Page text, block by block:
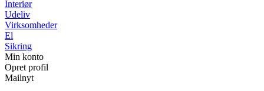
Interiør
Udeliv
Virksomheder
El
Sikring
Min konto
Opret profil
Mailnyt